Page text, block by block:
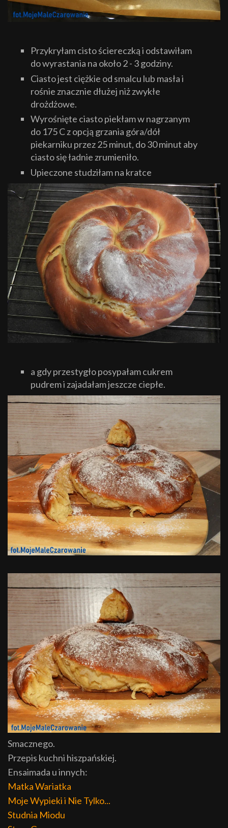
Przykryłam cisto ściereczką i odstawiłam
do wyrastania na około 2 - 3 godziny.
Ciasto jest ciężkie od smalcu lub masła i
rośnie znacznie dłużej niż zwykłe
drożdżowe.
Wyrośnięte ciasto piekłam w nagrzanym
do 175 C z opcją grzania góra/dół
piekarniku przez 25 minut, do 30 minut aby
ciasto się ładnie zrumieniło.
Upieczone studziłam na kratce
a gdy przestygło posypałam cukrem
pudrem i zajadałam jeszcze ciepłe.
Smacznego.
Przepis kuchni hiszpańskiej.
Ensaimada u innych:
Matka Wariatka
Moje Wypieki i Nie Tylko...
Studnia Miodu